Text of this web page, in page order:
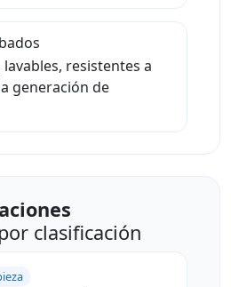
resistentes a
generación de
clasificación